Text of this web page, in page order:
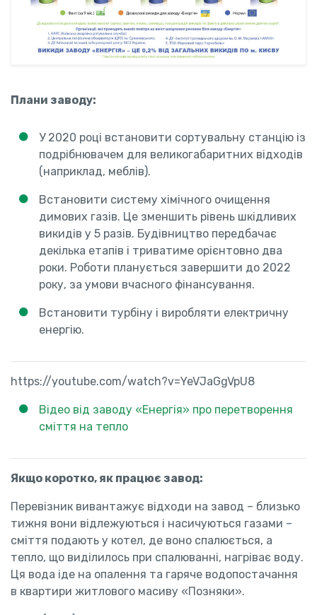
Плани заводу:
У 2020 році встановити сортувальну станцію із
подрібнювачем для великогабаритних відходів
(наприклад, меблів).
Встановити систему хімічного очищення
димових газів. Це зменшить рівень шкідливих
викидів у 5 разів. Будівництво передбачає
декілька етапів і триватиме орієнтовно два
роки. Роботи планується завершити до 2022
року, за умови вчасного фінансування.
Встановити турбіну і виробляти електричну
енергію.
https://youtube.com/watch?v=YeVJaGgVpU8
Відео від заводу «Енергія» про перетворення
сміття на тепло
Якщо коротко, як працює завод:
Перевізник вивантажує відходи на завод – близько
тижня вони відлежуються і насичуються газами –
сміття подають у котел, де воно спалюється, а
тепло, що виділилось при спалюванні, нагріває воду.
Ця вода іде на опалення та гаряче водопостачання
в квартири житлового масиву «Позняки».